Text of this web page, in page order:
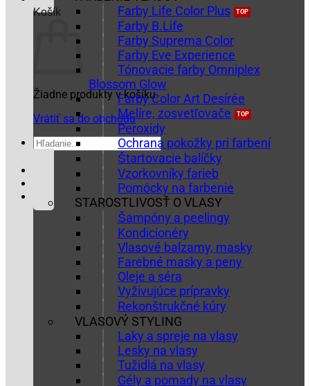
Košík
Žiadne produkty v košíku.
Vrátiť sa do obchodu
Hľadať:
Farby Life Color Plus
Farby B.Life
Farby Suprema Color
Farby Eve Experience
Tónovacie farby Omniplex
Blossom Glow
Farby Color Art Desírée
Melíre, zosvetľovače
Peroxidy
Ochrana pokožky pri farbení
Štartovacie balíčky
Vzorkovníky farieb
Pomôcky na farbenie
STAROSTLIVOSŤ O VLASY
Šampóny a peelingy
Kondicionéry
Vlasové balzamy, masky
Farebné masky a peny
Oleje a séra
Vyživujúce prípravky
Rekonštrukčné kúry
VLASOVÝ STYLING
Laky a spreje na vlasy
Lesky na vlasy
Tužidlá na vlasy
Gély a pomady na vlasy